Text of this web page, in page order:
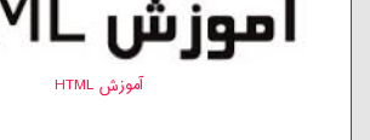
آموزش HTML